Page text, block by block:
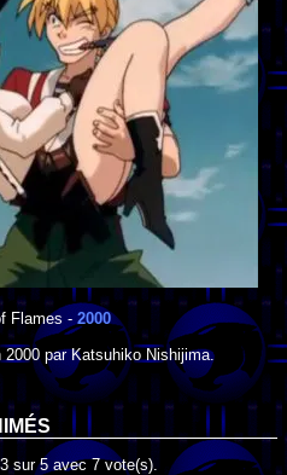
Flames - 2000
2000 parKatsuhiko Nishijima.
sur5 avec7vote(s).